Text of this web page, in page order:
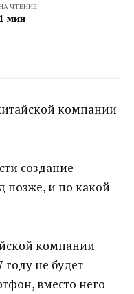
ЧТЕНИЕ
1 мин
компании
создание
позже, и по какой
компании
году не будет
вместо него